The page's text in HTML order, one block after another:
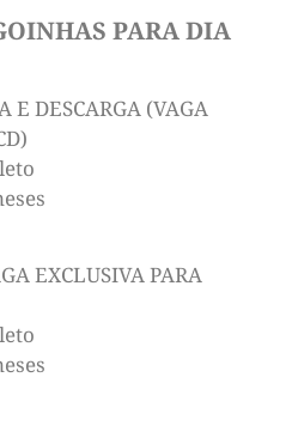
PARA DIA
E DESCARGA (VAGA
EXCLUSIVA PARA